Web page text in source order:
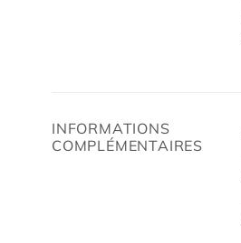
INFORMATIONS
COMPLÉMENTAIRES